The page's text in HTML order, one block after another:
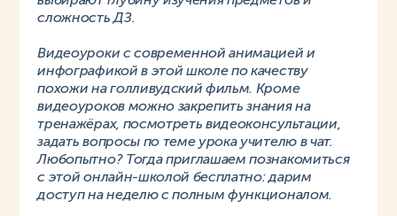
сложность ДЗ.
Видеоуроки с современной анимацией и
инфографикой в этой школе по качеству
похожи на голливудский фильм. Кроме
видеоуроков можно закрепить знания на
тренажёрах, посмотреть видеоконсультации,
задать вопросы по теме урока учителю в чат.
Любопытно? Тогда приглашаем познакомиться
с этой онлайн-школой бесплатно: дарим
доступ на неделю с полным функционалом.